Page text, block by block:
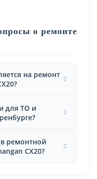
о ремонте
на ремонт
для ТО и
ремонтной
CX20?